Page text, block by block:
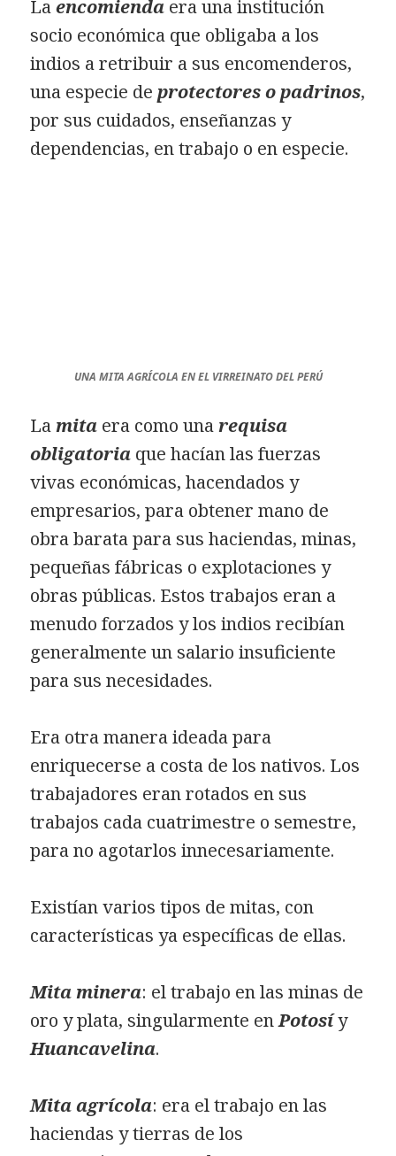
Laencomienda era una institución
socio económica que obligaba a los
indios a retribuir a sus encomenderos,
una especie deprotectores o padrinos,
por sus cuidados, enseñanzas y
dependencias, en trabajo o en especie.
UNA MITA AGRÍCOLA EN EL VIRREINATO DEL PERÚ
Lamita era como unarequisa
obligatoria que hacían las fuerzas
vivas económicas, hacendados y
empresarios, para obtener mano de
obra barata para sus haciendas, minas,
pequeñas fábricas o explotaciones y
obras públicas. Estos trabajos eran a
menudo forzados y los indios recibían
generalmente un salario insuficiente
para sus necesidades.
Era otra manera ideada para
enriquecerse a costa de los nativos. Los
trabajadores eran rotados en sus
trabajos cada cuatrimestre o semestre,
para no agotarlos innecesariamente.
Existían varios tipos de mitas, con
características ya específicas de ellas.
Mita minera: el trabajo en las minas de
oro y plata, singularmente enPotosíy
Huancavelina.
Mita agrícola: era el trabajo en las
haciendas y tierras de los